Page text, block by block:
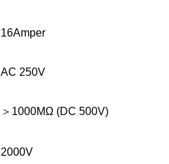
16Amper
AC 250V
＞1000MΩ (DC 500V)
2000V